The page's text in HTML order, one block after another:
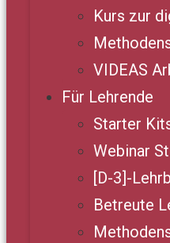
Kurs zur
VIDEAS
Für Lehrende
Starter
Webinar
[D-3]-
Betreute